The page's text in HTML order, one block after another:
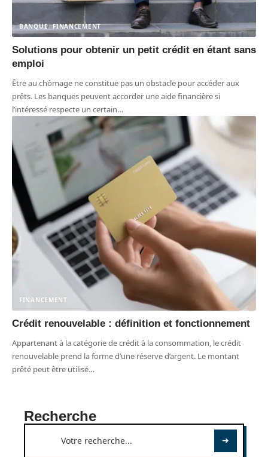
BANQUE FINANCEMENT
Solutions pour obtenir un petit crédit en étant sans
emploi
Être au chômage ne constitue pas un obstacle pour accéder aux
prêts. Les banques peuvent accorder une aide financière si
l’intéressé respecte un certain…
FINANCEMENT
Crédit renouvelable : définition et fonctionnement
Appartenant à la catégorie de crédit à la consommation, le crédit
renouvelable prend la forme d’une réserve d’argent. Le montant
prêté peut être utilisé…
Recherche